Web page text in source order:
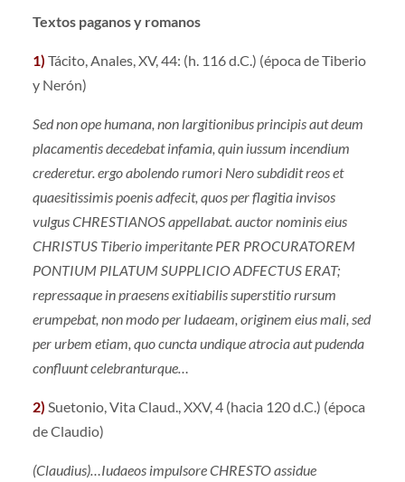
Textos paganos y romanos
1) Tácito, Anales, XV, 44: (h. 116 d.C.) (época de Tiberio
y Nerón)
Sed non ope humana, non largitionibus principis aut deum
placamentis decedebat infamia, quin iussum incendium
crederetur. ergo abolendo rumori Nero subdidit reos et
quaesitissimis poenis adfecit, quos per flagitia invisos
vulgus CHRESTIANOS appellabat. auctor nominis eius
CHRISTUS Tiberio imperitante PER PROCURATOREM
PONTIUM PILATUM SUPPLICIO ADFECTUS ERAT;
repressaque in praesens exitiabilis superstitio rursum
erumpebat, non modo per Iudaeam, originem eius mali, sed
per urbem etiam, quo cuncta undique atrocia aut pudenda
confluunt celebranturque…
2) Suetonio, Vita Claud., XXV, 4 (hacia 120 d.C.) (época
de Claudio)
(Claudius)…Iudaeos impulsore CHRESTO assidue